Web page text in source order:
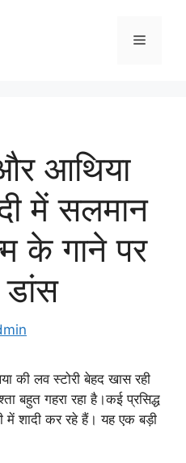
Menu
आथिया
में सलमान
के गाने पर
की लव स्टोरी बेहद खास रही
बहुत गहरा रहा है।कई प्रसिद्ध
में शादी कर रहे हैं। यह एक बड़ी